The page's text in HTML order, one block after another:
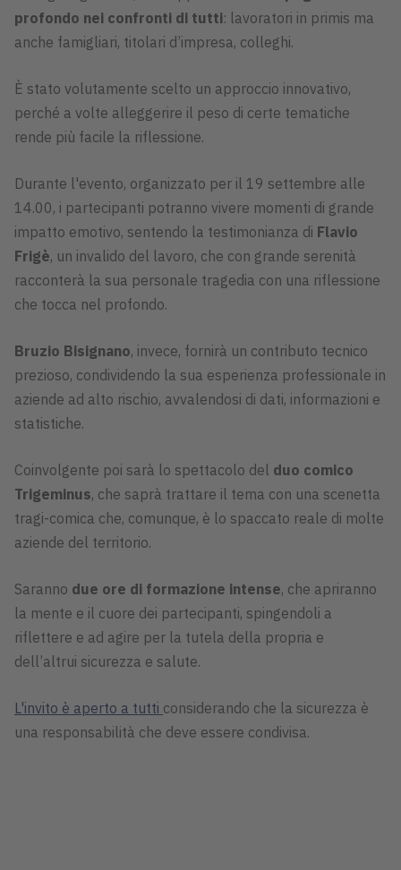
profondo nei confronti di tutti: lavoratori in primis ma
anche famigliari, titolari d’impresa, colleghi.
È stato volutamente scelto un approccio innovativo,
perché a volte alleggerire il peso di certe tematiche
rende più facile la riflessione.
Durante l'evento, organizzato per il 19 settembre alle
14.00, i partecipanti potranno vivere momenti di grande
impatto emotivo, sentendo la testimonianza di Flavio
Frigè, un invalido del lavoro, che con grande serenità
racconterà la sua personale tragedia con una riflessione
che tocca nel profondo.
Bruzio Bisignano, invece, fornirà un contributo tecnico
prezioso, condividendo la sua esperienza professionale in
aziende ad alto rischio, avvalendosi di dati, informazioni e
statistiche.
Coinvolgente poi sarà lo spettacolo del duo comico
Trigeminus, che saprà trattare il tema con una scenetta
tragi-comica che, comunque, è lo spaccato reale di molte
aziende del territorio.
Saranno due ore di formazione intense, che apriranno
la mente e il cuore dei partecipanti, spingendoli a
riflettere e ad agire per la tutela della propria e
dell’altrui sicurezza e salute.
L'invito è aperto a tutti considerando che la sicurezza è
una responsabilità che deve essere condivisa.